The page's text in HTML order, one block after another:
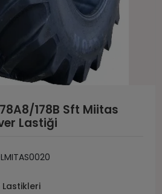
178B Sft Miitas
Lastiği
Lastikleri